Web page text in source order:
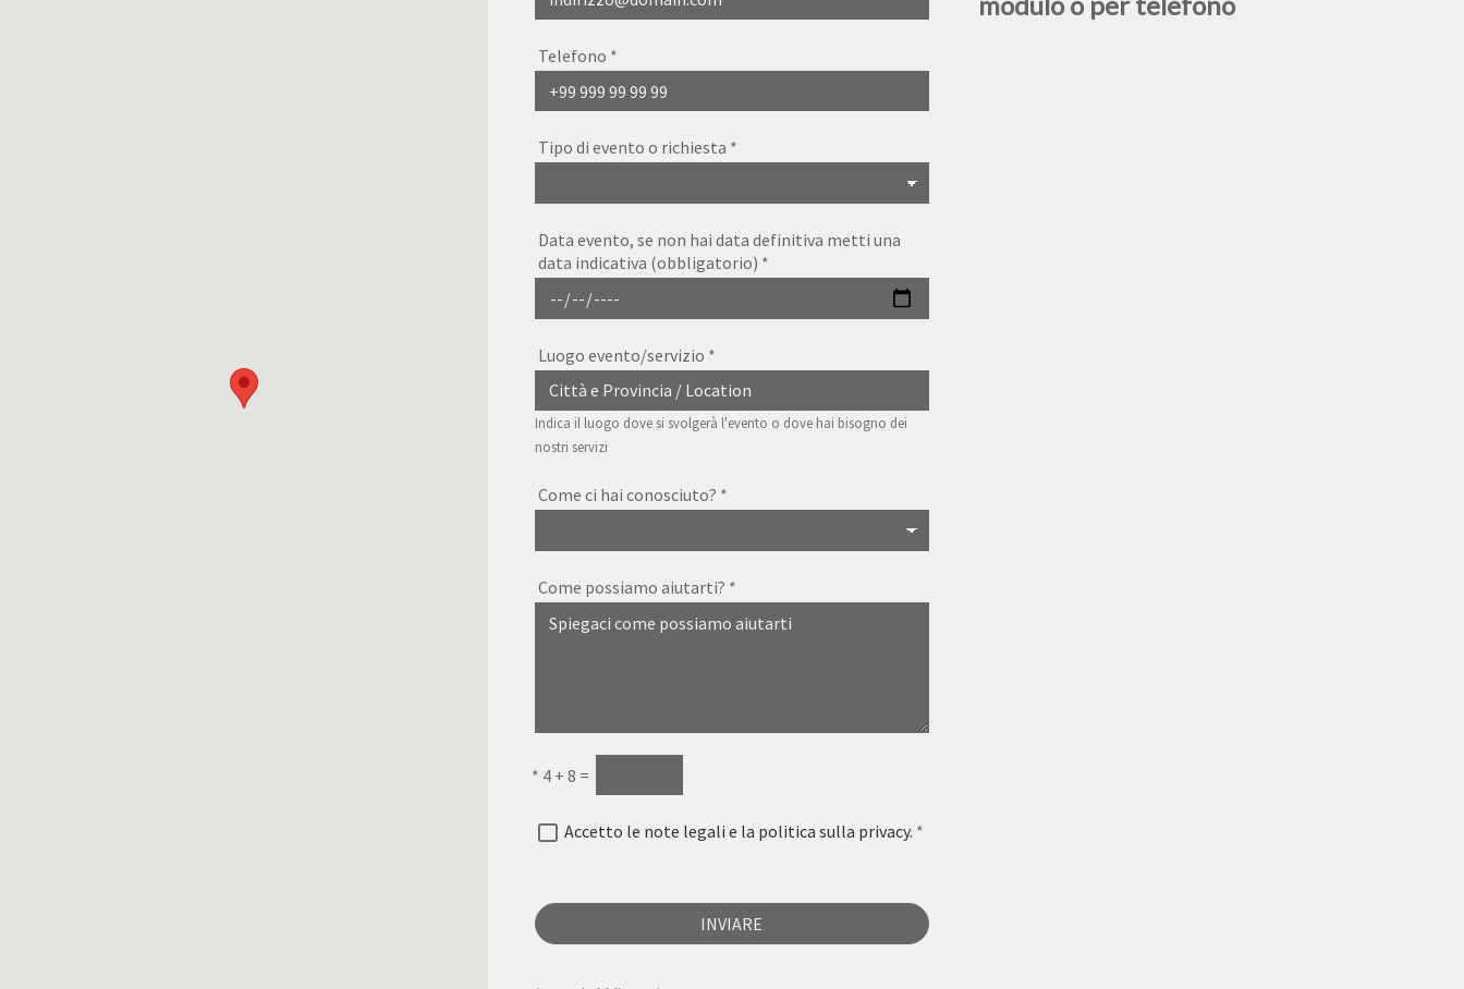
Telefono *
Tipo di evento o richiesta *
Data evento, se non hai data definitiva metti una
data indicativa (obbligatorio) *
Luogo evento/servizio *
Indica il luogo dove si svolgerà l'evento o dove hai bisogno dei
nostri servizi
Come ci hai conosciuto? *
Come possiamo aiutarti? *
* 4 + 8 =
Accetto le note legali e la politica sulla privacy. *
INVIARE